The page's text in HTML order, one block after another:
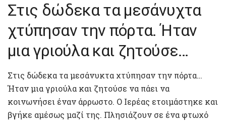
Στις δώδεκα τα μεσάνυχτα
χτύπησαν την πόρτα. Ήταν
μια γριούλα και ζητούσε…
Στις δώδεκα τα μεσάνυκτα χτύπησαν την πόρτα…
Ήταν μια γριούλα και ζητούσε να πάει να
κοινωνήσει έναν άρρωστο. Ο Ιερέας ετοιμάστηκε και
βγήκε αμέσως μαζί της. Πλησιάζουν σε ένα φτωχό